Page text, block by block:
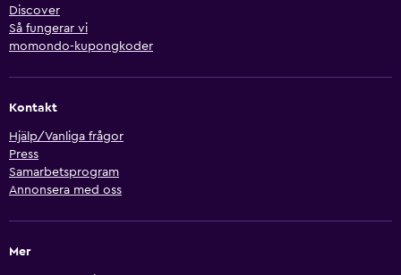
Discover
Så fungerar vi
momondo-kupongkoder
Kontakt
Hjälp/Vanliga frågor
Press
Samarbetsprogram
Annonsera med oss
Mer